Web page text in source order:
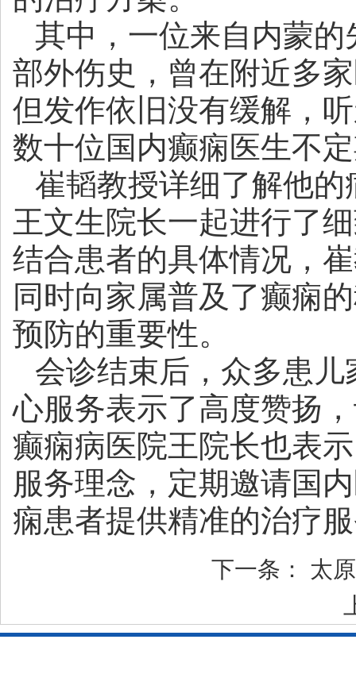
其中，一位来自内蒙
部外伤史，曾在附近多
但发作依旧没有缓解，
数十位国内癫痫医生不
崔韬教授详细了解他
王文生院长一起进行了
结合患者的具体情况，
同时向家属普及了癫痫
预防的重要性。
会诊结束后，众多患
心服务表示了高度赞扬
癫痫病医院王院长也表
服务理念，定期邀请国
痫患者提供精准的治疗
下一条： 太